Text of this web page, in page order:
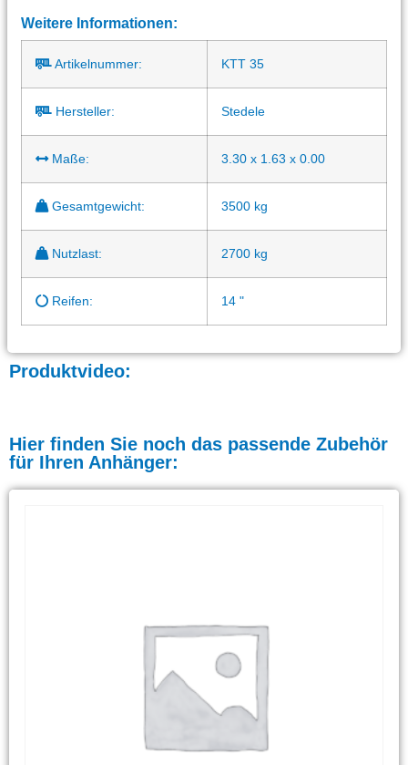
Weitere Informationen:
Artikelnummer: KTT 35
Hersteller: Stedele
Maße: 3.30 x 1.63 x 0.00
Gesamtgewicht: 3500 kg
Nutzlast: 2700 kg
Reifen: 14 "
Produktvideo:
Hier finden Sie noch das passende Zubehör
für Ihren Anhänger: